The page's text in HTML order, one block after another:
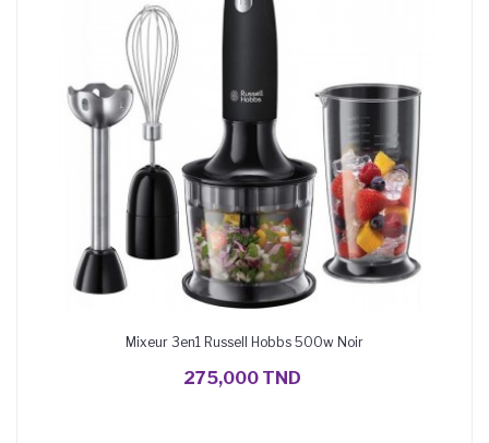
Mixeur 3en1 Russell Hobbs 500w Noir
275,000 TND